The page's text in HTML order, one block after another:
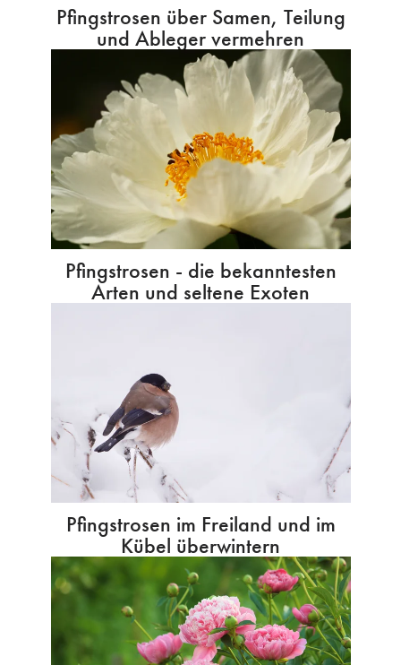
Pfingstrosen über Samen, Teilung
und Ableger vermehren
Pfingstrosen - die bekanntesten
Arten und seltene Exoten
Pfingstrosen im Freiland und im
Kübel überwintern